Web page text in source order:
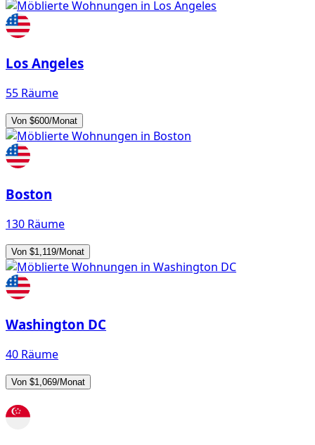
Los Angeles
55 Räume
Von $600/Monat
Boston
130 Räume
Von $1,119/Monat
Washington DC
40 Räume
Von $1,069/Monat